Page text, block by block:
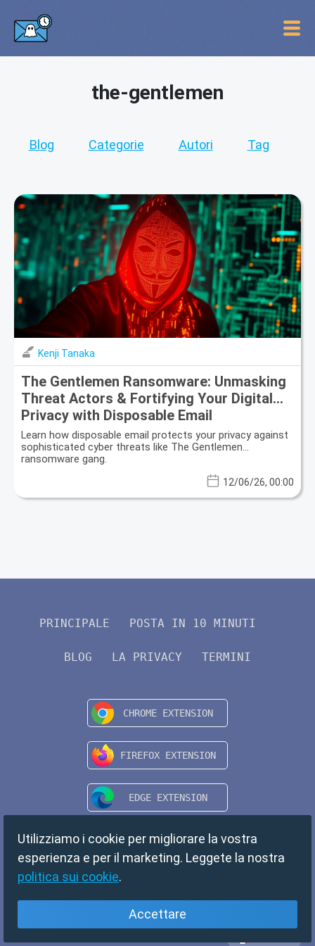
the-gentlemen
Blog Categorie Autori Tag
Kenji Tanaka
The Gentlemen Ransomware: Unmasking
Threat Actors & Fortifying Your Digital
Privacy with Disposable Email
Learn how disposable email protects your privacy against
sophisticated cyber threats like The Gentlemen
ransomware gang.
12/06/26, 00:00
PRINCIPALE POSTA IN 10 MINUTI
BLOG LA PRIVACY TERMINI
Utilizziamo i cookie per migliorare la vostra
esperienza e per il marketing. Leggete la nostra
politica sui cookie.
Accettare